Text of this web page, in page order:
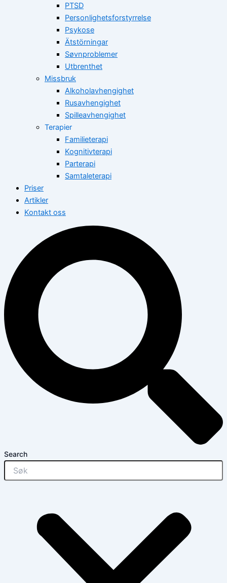
PTSD
Personlighetsforstyrrelse
Psykose
Ätstörningar
Søvnproblemer
Utbrenthet
Missbruk
Alkoholavhengighet
Rusavhengighet
Spilleavhengighet
Terapier
Familieterapi
Kognitivterapi
Parterapi
Samtaleterapi
Priser
Artikler
Kontakt oss
Search